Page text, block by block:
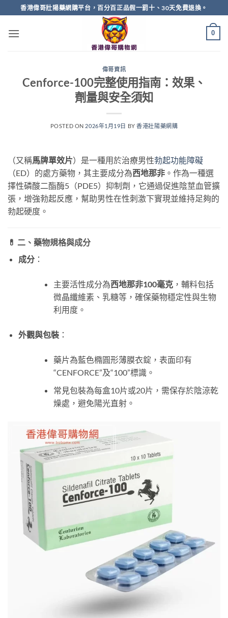
to
content
香港偉哥壯陽藥網購平台，百分百正品假一罰十、30天免費退換。
0
偉哥資訊
Cenforce-100完整使用指南：效果、
劑量與安全須知
POSTED ON 2026年1月19日 BY香港壯陽藥網購
（又稱馬牌單效片）是一種用於治療男性勃起功能障礙
（ED）的處方藥物，其主要成分為西地那非 。作為一種選
擇性磷酸二酯酶5（PDE5）抑制劑，它通過促進陰莖血管擴
張，增強勃起反應，幫助男性在性刺激下實現並維持足夠的
勃起硬度。
💊 二、藥物規格與成分
成分：
主要活性成分為西地那非100毫克，輔料包括
微晶纖維素、乳糖等，確保藥物穩定性與生物
利用度。
外觀與包裝：
藥片為藍色橢圓形薄膜衣錠，表面印有
“CENFORCE”及“100”標識。
常見包裝為每盒10片或20片，需保存於陰涼乾
燥處，避免陽光直射。